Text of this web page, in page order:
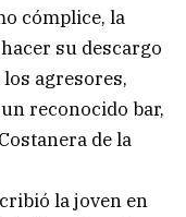
cómplice, la
su descargo
agresores,
reconocido bar,
de la
la joven en